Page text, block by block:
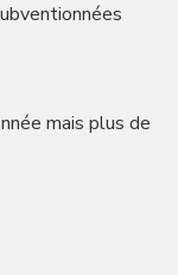
mais plus de